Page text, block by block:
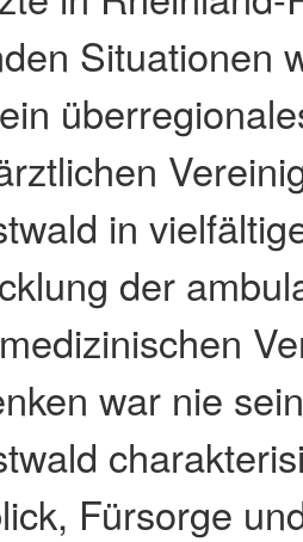
Situationen
in
der
war nie
Fürsorge